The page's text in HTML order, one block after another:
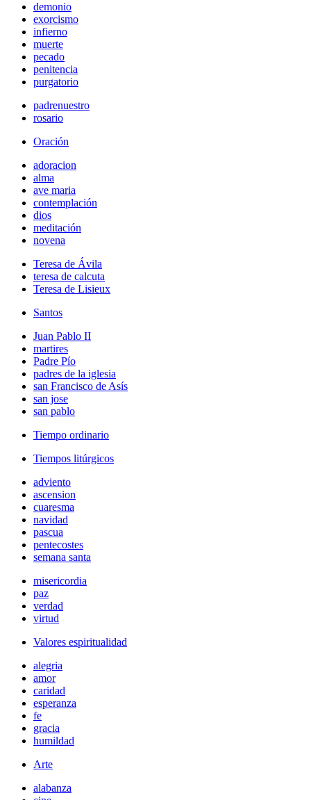
demonio
exorcismo
infierno
muerte
pecado
penitencia
purgatorio
padrenuestro
rosario
Oración
adoracion
alma
ave maria
contemplación
dios
meditación
novena
Teresa de Ávila
teresa de calcuta
Teresa de Lisieux
Santos
Juan Pablo II
martires
Padre Pío
padres de la iglesia
san Francisco de Asís
san jose
san pablo
Tiempo ordinario
Tiempos litúrgicos
adviento
ascension
cuaresma
navidad
pascua
pentecostes
semana santa
misericordia
paz
verdad
virtud
Valores espiritualidad
alegria
amor
caridad
esperanza
fe
gracia
humildad
Arte
alabanza